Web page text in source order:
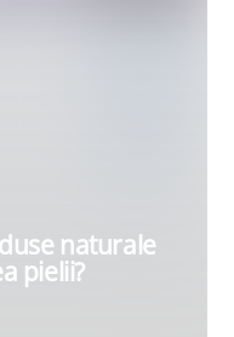
naturale
pielii?